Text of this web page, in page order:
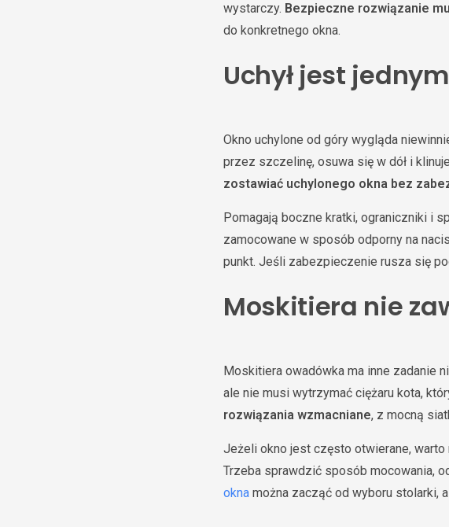
wystarczy. Bezpieczne rozwiązanie
do konkretnego okna.
Uchył jest
Okno uchylone od góry wygląda
przez szczelinę, osuwa się w dół i
zostawiać uchylonego okna bez
Pomagają boczne kratki, ograniczniki i
zamocowane w sposób odporny na
punkt. Jeśli zabezpieczenie rusza się
Moskitiera nie
Moskitiera owadówka ma inne zadanie
ale nie musi wytrzymać ciężaru kota,
rozwiązania wzmacniane, z mocną
Jeżeli okno jest często otwierane,
Trzeba sprawdzić sposób mocowania,
okna można zacząć od wyboru stolarki,